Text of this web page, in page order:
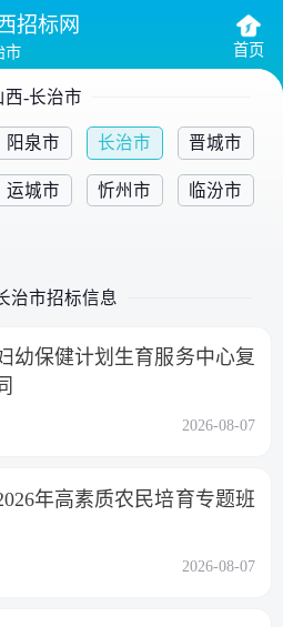
招标网
市 首页
西-长治市
阳泉市 长治市 晋城市
运城市 忻州市 临汾市
治市招标信息
幼保健计划生育服务中心复
2026-08-07
年高素质农民培育专题班
2026-08-07